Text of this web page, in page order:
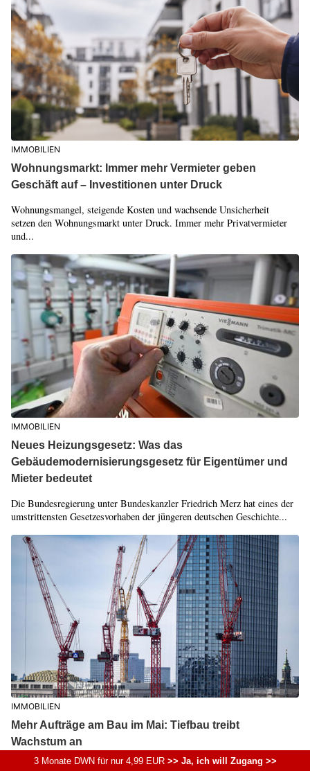
IMMOBILIEN
Wohnungsmarkt: Immer mehr Vermieter geben
Geschäft auf – Investitionen unter Druck
Wohnungsmangel, steigende Kosten und wachsende Unsicherheit
setzen den Wohnungsmarkt unter Druck. Immer mehr Privatvermieter
und...
IMMOBILIEN
Neues Heizungsgesetz: Was das
Gebäudemodernisierungsgesetz für Eigentümer und
Mieter bedeutet
Die Bundesregierung unter Bundeskanzler Friedrich Merz hat eines der
umstrittensten Gesetzesvorhaben der jüngeren deutschen Geschichte...
IMMOBILIEN
Mehr Aufträge am Bau im Mai: Tiefbau treibt
Wachstum an
Das deutsche Bauhauptgewerbe verzeichnet für den Monat Mai ein
3 Monate DWN für nur 4,99 EUR>> Ja, ich will Zugang >>